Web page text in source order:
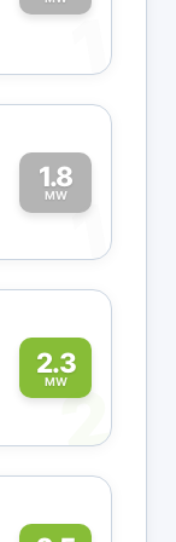
1
1.8
MW1
2.3
MW2